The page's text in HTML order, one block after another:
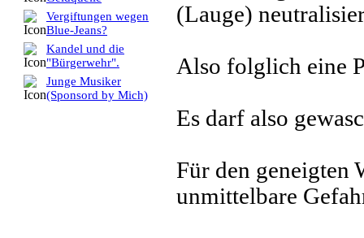
Vergiftungen wegen
Blue-Jeans?
Kandel und die
"Bürgerwehr".
Junge Musiker
(Sponsord by Mich)
(Lauge)
Also folglich eine
Es darf also
Für den geneigten
unmittelbare